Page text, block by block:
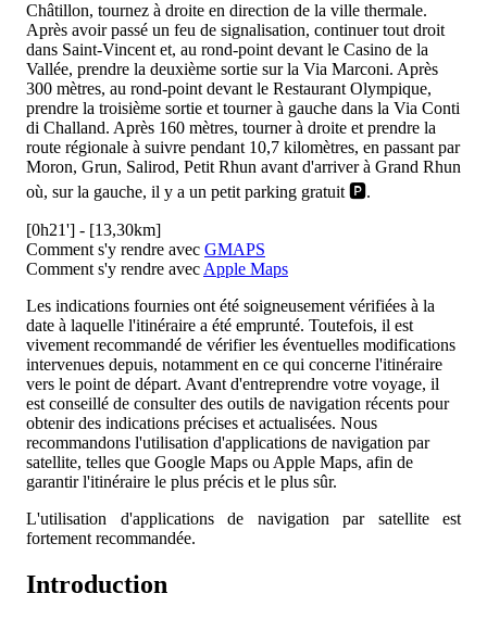
Châtillon, tournez à droite en direction de la ville thermale.
Après avoir passé un feu de signalisation, continuer tout droit
dans Saint-Vincent et, au rond-point devant le Casino de la
Vallée, prendre la deuxième sortie sur la Via Marconi. Après
300 mètres, au rond-point devant le Restaurant Olympique,
prendre la troisième sortie et tourner à gauche dans la Via Conti
di Challand. Après 160 mètres, tourner à droite et prendre la
route régionale à suivre pendant 10,7 kilomètres, en passant par
Moron, Grun, Salirod, Petit Rhun avant d'arriver à Grand Rhun
où, sur la gauche, il y a un petit parking gratuit 🅿️.
[0h21'] - [13,30km]
Comment s'y rendre avec GMAPS
Comment s'y rendre avec Apple Maps
Les indications fournies ont été soigneusement vérifiées à la
date à laquelle l'itinéraire a été emprunté. Toutefois, il est
vivement recommandé de vérifier les éventuelles modifications
intervenues depuis, notamment en ce qui concerne l'itinéraire
vers le point de départ. Avant d'entreprendre votre voyage, il
est conseillé de consulter des outils de navigation récents pour
obtenir des indications précises et actualisées. Nous
recommandons l'utilisation d'applications de navigation par
satellite, telles que Google Maps ou Apple Maps, afin de
garantir l'itinéraire le plus précis et le plus sûr.
L'utilisation d'applications de navigation par satellite est
fortement recommandée.
Introduction